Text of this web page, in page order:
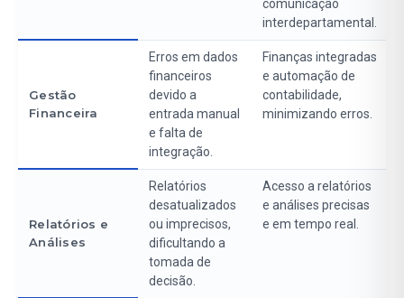
comunicação
interdepartamental.
Gestão
Financeira
Erros em dados
financeiros
devido a
entrada manual
e falta de
integração.
Finanças integradas
e automação de
contabilidade,
minimizando erros.
Relatórios e
Análises
Relatórios
desatualizados
ou imprecisos,
dificultando a
tomada de
decisão.
Acesso a relatórios
e análises precisas
e em tempo real.